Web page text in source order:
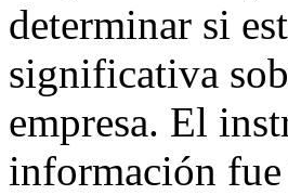
determinar si
significativa
empresa. El
información fue